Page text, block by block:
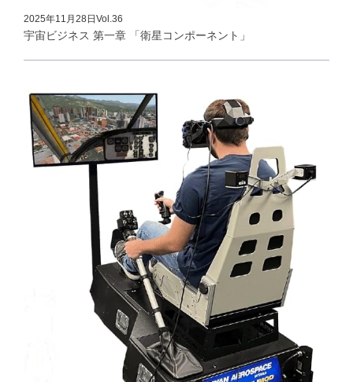
2025年11月28日 Vol.36
宇宙ビジネス 第一章 「衛星コンポーネント」